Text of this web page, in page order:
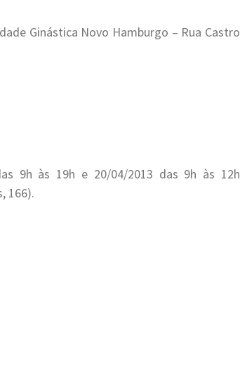
Ginástica Novo Hamburgo – Rua Castro
9h às 19h e 20/04/2013 das 9h às 12h
166).